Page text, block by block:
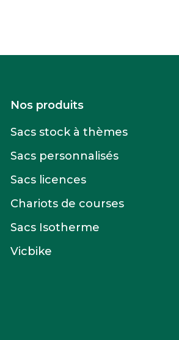
Nos produits
Sacs stock à thèmes
Sacs personnalisés
Sacs licences
Chariots de courses
Sacs Isotherme
Vicbike